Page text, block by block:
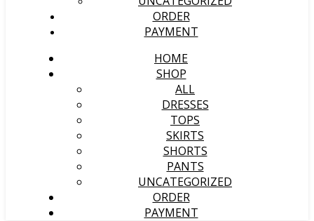
ORDER
PAYMENT
HOME
SHOP
ALL
DRESSES
TOPS
SKIRTS
SHORTS
PANTS
UNCATEGORIZED
ORDER
PAYMENT